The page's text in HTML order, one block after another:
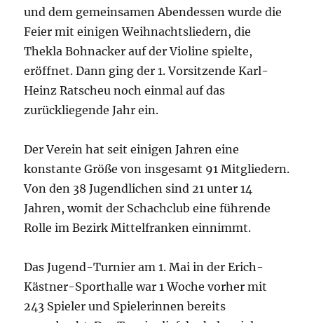
und dem gemeinsamen Abendessen wurde die
Feier mit einigen Weihnachtsliedern, die
Thekla Bohnacker auf der Violine spielte,
eröffnet. Dann ging der 1. Vorsitzende Karl-
Heinz Ratscheu noch einmal auf das
zurückliegende Jahr ein.
Der Verein hat seit einigen Jahren eine
konstante Größe von insgesamt 91 Mitgliedern.
Von den 38 Jugendlichen sind 21 unter 14
Jahren, womit der Schachclub eine führende
Rolle im Bezirk Mittelfranken einnimmt.
Das Jugend-Turnier am 1. Mai in der Erich-
Kästner-Sporthalle war 1 Woche vorher mit
243 Spieler und Spielerinnen bereits